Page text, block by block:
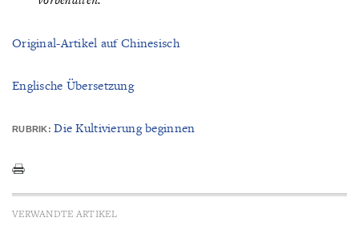
Original-Artikel auf Chinesisch
Englische Übersetzung
RUBRIK: Die Kultivierung beginnen
VERWANDTE ARTIKEL